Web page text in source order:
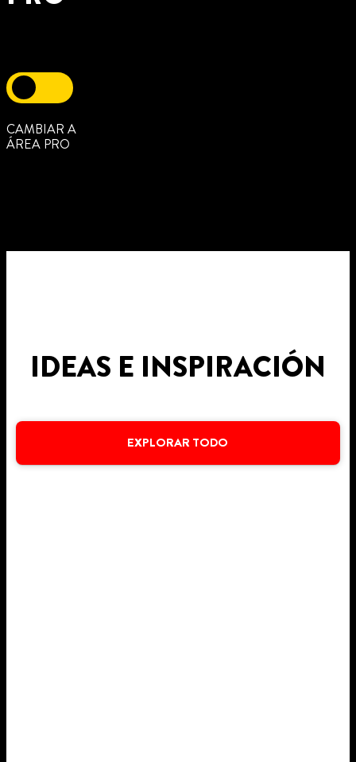
CAMBIAR A
ÁREA PRO
IDEAS E INSPIRACIÓN
EXPLORAR TODO